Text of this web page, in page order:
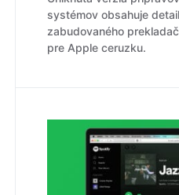
systémov obsahuje
zabudovaného
pre Apple ceruzku.